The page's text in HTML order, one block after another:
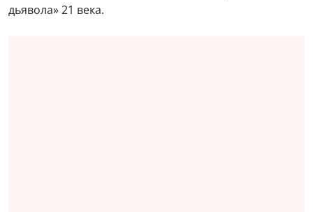
дьявола» 21 века.